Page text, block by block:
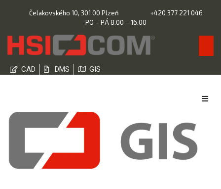
Čelakovského 10, 301 00 Plzeň
+420 377 221 046
PO – PÁ 8.00 – 16.00
CAD DMS GIS